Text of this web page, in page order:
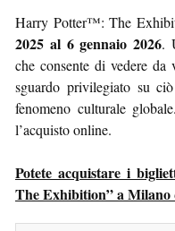
Harry Potter™: The
2025 al 6 gennaio 2026.
che consente di vedere
sguardo privilegiato su
fenomeno culturale
l’acquisto online.
Potete acquistare i
The Exhibition” a Milano